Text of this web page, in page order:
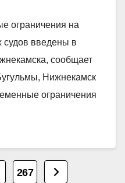
ограничения на
введены в
сообщает
Нижнекамск
ограничения
267